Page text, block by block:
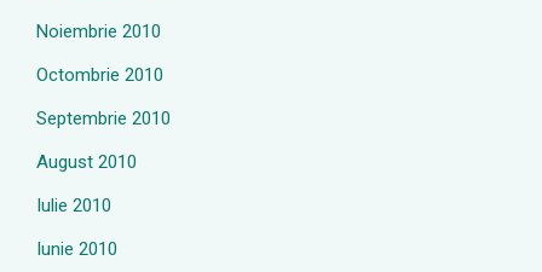
Noiembrie 2010
Octombrie 2010
Septembrie 2010
August 2010
Iulie 2010
Iunie 2010